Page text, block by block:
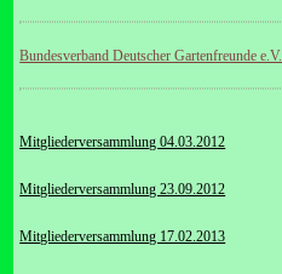
Bundesverband Deutscher Gartenfreunde e.V.
Mitgliederversammlung 04.03.2012
Mitgliederversammlung 23.09.2012
Mitgliederversammlung 17.02.2013